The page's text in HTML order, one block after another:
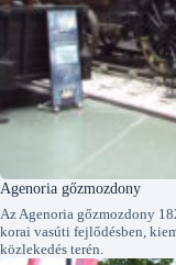
Agenoria gőzmozdony
Az Agenoria gőzmozdony
korai vasúti fejlődésben,
közlekedés terén.